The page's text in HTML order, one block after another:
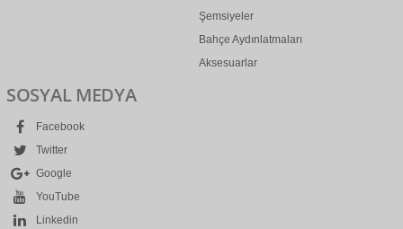
Şemsiyeler
Bahçe Aydınlatmaları
Aksesuarlar
SOSYAL MEDYA
Facebook
Twitter
Google
YouTube
Linkedin